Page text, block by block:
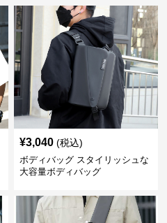
¥3,040 (税込)
ボディバッグ スタイリッシュな
大容量ボディバッグ